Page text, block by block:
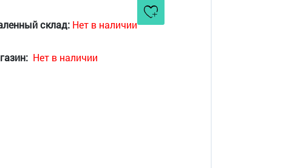
склад: Нет в наличии
Нет в наличии